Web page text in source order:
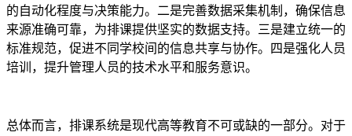
的自动化程度与决策能力。二是完善数据采集机制，确保信息
来源准确可靠，为排课提供坚实的数据支持。三是建立统一的
标准规范，促进不同学校间的信息共享与协作。四是强化人员
培训，提升管理人员的技术水平和服务意识。
总体而言，排课系统是现代高等教育不可或缺的一部分。对于